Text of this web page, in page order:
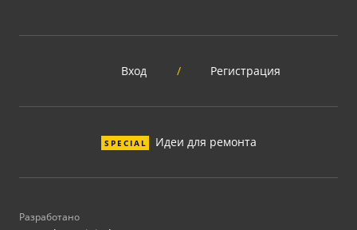
Вход / Регистрация
SPECIAL Идеи для ремонта
Разработано